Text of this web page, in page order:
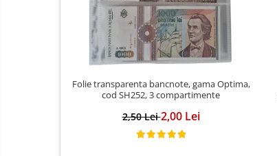
Folie transparenta bancnote, gama Optima,
cod SH252, 3 compartimente
2,50 Lei2,00 Lei